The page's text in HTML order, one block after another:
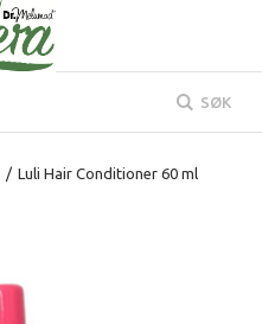
SØK
/ Luli Hair Conditioner 60 ml